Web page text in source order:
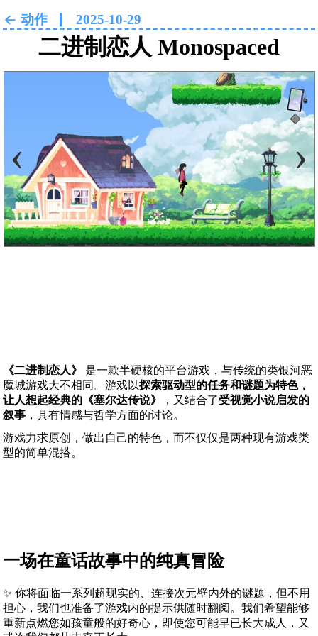
动作 2025-10-29
二进制恋人 Monospaced
Lovers
‹ ›
《二进制恋人》
是一款半硬核的平台游戏，与传统的类银河恶
魔城游戏大不相同。游戏以探索驱动型的任务和谜题为特色，
让人想起经典的《塞尔达传说》
，又结合了受视觉小说启发的
叙事 ，具有情感与哲学方面的讨论。
游戏力求原创，做出自己的特色，而不仅仅是两种现有游戏类
型的简单混搭。
一场在童话故事中的纯真冒险
✨ 你将面临一系列超现实的、连接次元壁内外的谜题，但不用
担心，我们也准备了游戏内的提示供随时翻阅。我们希望能够
重新点燃您如孩童般的好奇心，即使您可能早已长大成人，又